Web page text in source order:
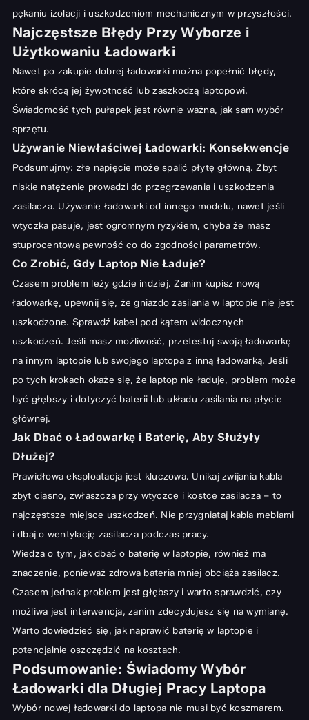
pękaniu izolacji i uszkodzeniom mechanicznym w przyszłości.
Najczęstsze Błędy Przy Wyborze i
Użytkowaniu Ładowarki
Nawet po zakupie dobrej ładowarki można popełnić błędy,
które skrócą jej żywotność lub zaszkodzą laptopowi.
Świadomość tych pułapek jest równie ważna, jak sam wybór
sprzętu.
Używanie Niewłaściwej Ładowarki: Konsekwencje
Podsumujmy: złe napięcie może spalić płytę główną. Zbyt
niskie natężenie prowadzi do przegrzewania i uszkodzenia
zasilacza. Używanie ładowarki od innego modelu, nawet jeśli
wtyczka pasuje, jest ogromnym ryzykiem, chyba że masz
stuprocentową pewność co do zgodności parametrów.
Co Zrobić, Gdy Laptop Nie Ładuje?
Czasem problem leży gdzie indziej. Zanim kupisz nową
ładowarkę, upewnij się, że gniazdo zasilania w laptopie nie jest
uszkodzone. Sprawdź kabel pod kątem widocznych
uszkodzeń. Jeśli masz możliwość, przetestuj swoją ładowarkę
na innym laptopie lub swojego laptopa z inną ładowarką. Jeśli
po tych krokach okaże się, że laptop nie ładuje, problem może
być głębszy i dotyczyć baterii lub układu zasilania na płycie
głównej.
Jak Dbać o Ładowarkę i Baterię, Aby Służyły
Dłużej?
Prawidłowa eksploatacja jest kluczowa. Unikaj zwijania kabla
zbyt ciasno, zwłaszcza przy wtyczce i kostce zasilacza – to
najczęstsze miejsce uszkodzeń. Nie przygniataj kabla meblami
i dbaj o wentylację zasilacza podczas pracy.
Wiedza o tym, jak dbać o baterię w laptopie, również ma
znaczenie, ponieważ zdrowa bateria mniej obciąża zasilacz.
Czasem jednak problem jest głębszy i warto sprawdzić, czy
możliwa jest interwencja, zanim zdecydujesz się na wymianę.
Warto dowiedzieć się, jak naprawić baterię w laptopie i
potencjalnie oszczędzić na kosztach.
Podsumowanie: Świadomy Wybór
Ładowarki dla Długiej Pracy Laptopa
Wybór nowej ładowarki do laptopa nie musi być koszmarem.